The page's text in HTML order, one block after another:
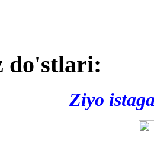
do'stlari:
Ziyo